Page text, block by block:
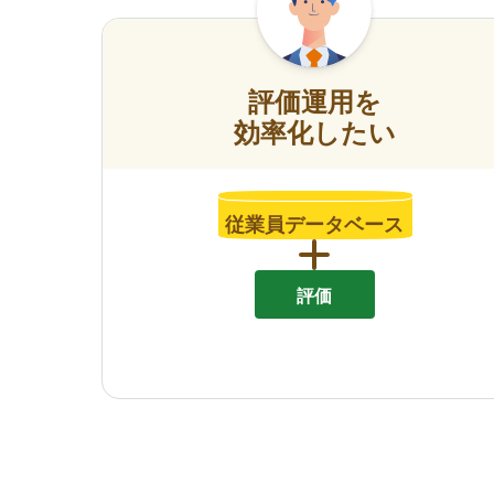
評価運用を
効率化したい
従業員データベース
評価